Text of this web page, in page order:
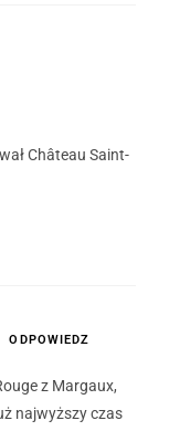
Château Saint-
ODPOWIEDZ
z Margaux,
najwyższy czas